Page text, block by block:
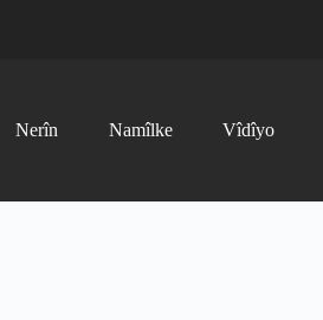
Nerîn Namîlke Vîdîyo